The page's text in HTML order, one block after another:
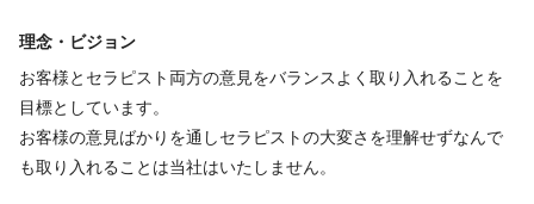
理念・ビジョン
お客様とセラピスト両方の意見をバランスよく取り入れることを
目標としています。
お客様の意見ばかりを通しセラピストの大変さを理解せずなんで
も取り入れることは当社はいたしません。